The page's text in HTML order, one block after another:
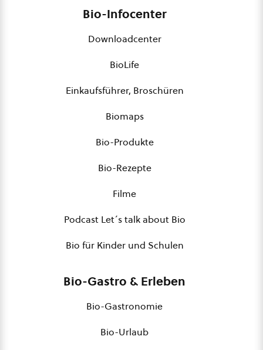
Bio-Infocenter
Downloadcenter
BioLife
Einkaufsführer, Broschüren
Biomaps
Bio-Produkte
Bio-Rezepte
Filme
Podcast Let´s talk about Bio
Bio für Kinder und Schulen
Bio-Gastro & Erleben
Bio-Gastronomie
Bio-Urlaub